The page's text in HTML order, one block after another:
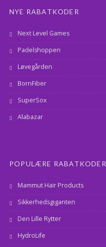
NYE RABATKODER
Next Level Games
Padelshoppen
Løvegården
BornFiber
SuperSox
Alabazar
POPULÆRE RABATKODER
Mammut Hair Products
Sikkerhedsgiganten
Den Lille Rytter
HydroLife